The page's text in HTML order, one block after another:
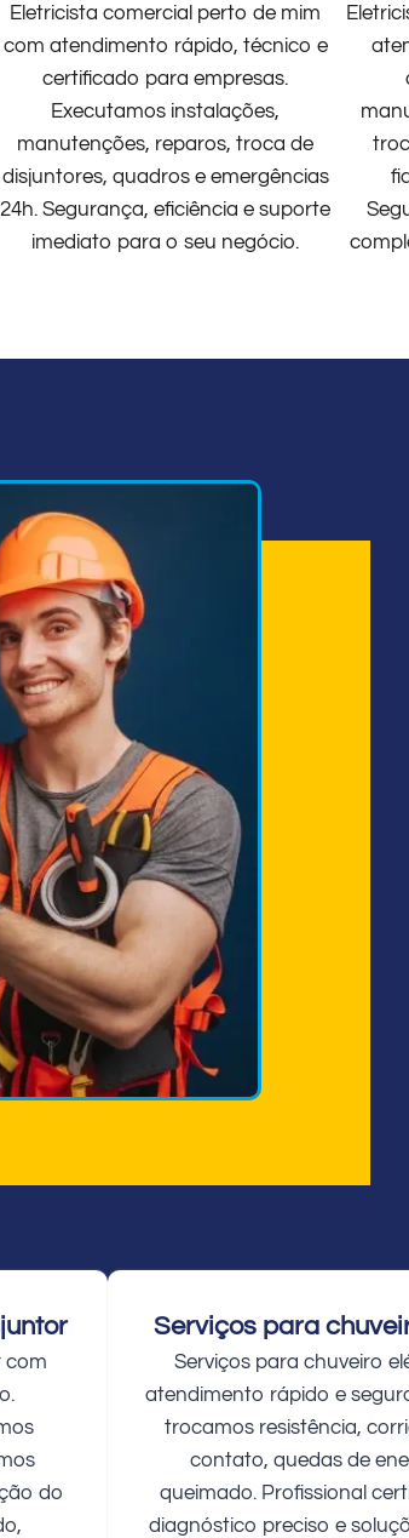
Eletricista comercial perto de mim
com atendimento rápido, técnico e
certificado para empresas.
Executamos instalações,
manutenções, reparos, troca de
disjuntores, quadros e emergências
24h. Segurança, eficiência e suporte
imediato para o seu negócio.
com
do
Serviços para
Serviços para chuveiro
atendimento rápido e
trocamos resistência,
contato, quedas de
queimado. Profissional
diagnóstico preciso e